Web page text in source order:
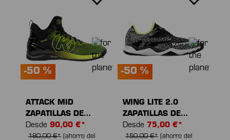
-50 %
ATTACK MID
ZAPATILLAS DE
DEPORTE
Desde 90,00 €*
180,00 €* (ahorro del
-50 %
WING LITE 2.0
ZAPATILLAS DE
DEPORTE
Desde 75,00 €*
150,00 €* (ahorro del